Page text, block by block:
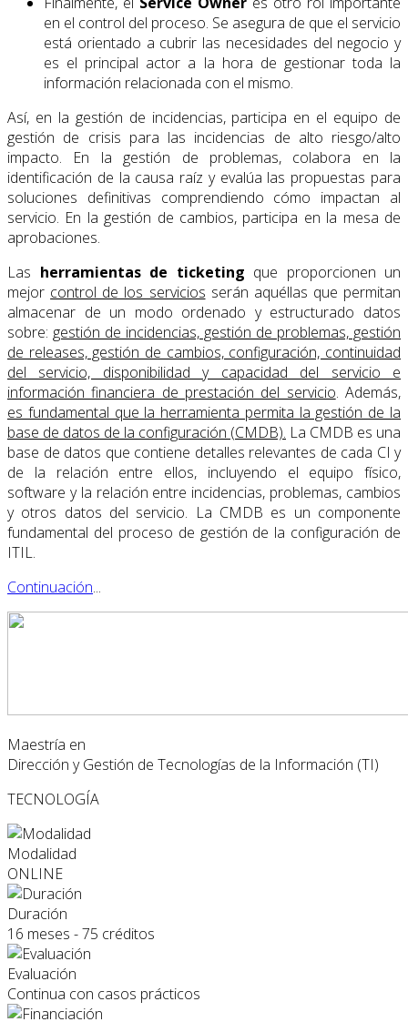
en el control del proceso. Se asegura de que el servicio
está orientado a cubrir las necesidades del negocio y
es el principal actor a la hora de gestionar toda la
información relacionada con el mismo.
Así, en la gestión de incidencias, participa en el equipo de
gestión de crisis para las incidencias de alto riesgo/alto
impacto. En la gestión de problemas, colabora en la
identificación de la causa raíz y evalúa las propuestas para
soluciones definitivas comprendiendo cómo impactan al
servicio. En la gestión de cambios, participa en la mesa de
aprobaciones.
Las herramientas de ticketing que proporcionen un
mejor control de los servicios serán aquéllas que permitan
almacenar de un modo ordenado y estructurado datos
sobre: gestión de incidencias, gestión de problemas, gestión
de releases, gestión de cambios, configuración, continuidad
del servicio, disponibilidad y capacidad del servicio e
información financiera de prestación del servicio. Además,
es fundamental que la herramienta permita la gestión de la
base de datos de la configuración (CMDB). La CMDB es una
base de datos que contiene detalles relevantes de cada CI y
de la relación entre ellos, incluyendo el equipo físico,
software y la relación entre incidencias, problemas, cambios
y otros datos del servicio. La CMDB es un componente
fundamental del proceso de gestión de la configuración de
ITIL.
Continuación...
Maestría en
Dirección y Gestión de Tecnologías de la Información (TI)
TECNOLOGÍA
Modalidad
ONLINE
Duración
16 meses - 75 créditos
Evaluación
Continua con casos prácticos